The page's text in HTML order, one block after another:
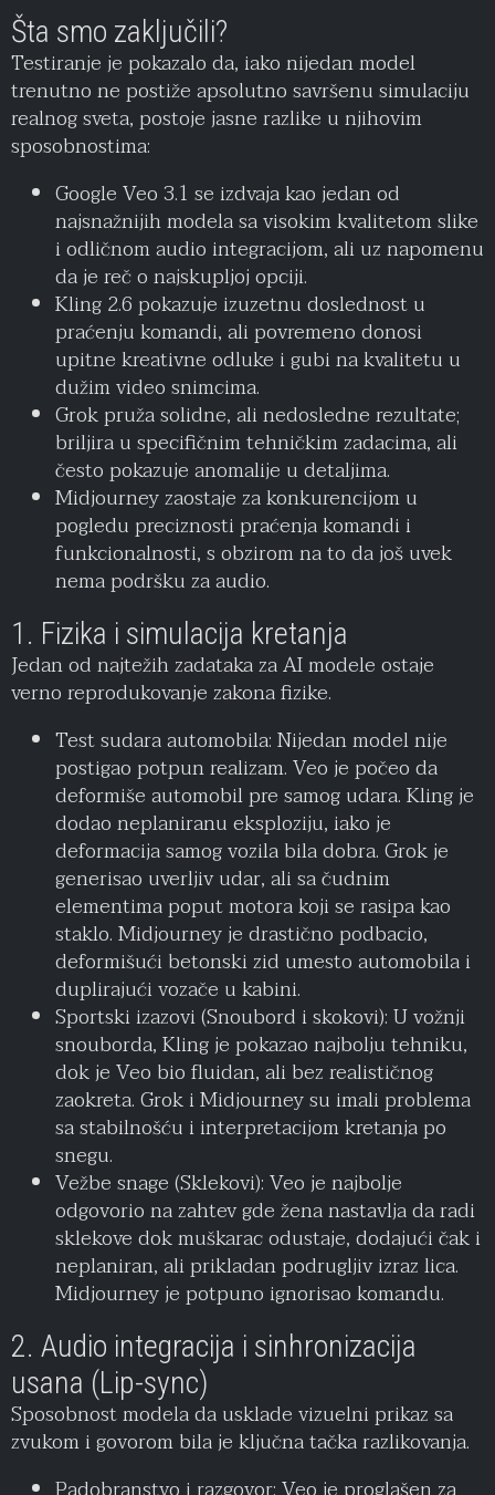
Šta smo zaključili?
Testiranje je pokazalo da, iako nijedan model
trenutno ne postiže apsolutno savršenu simulaciju
realnog sveta, postoje jasne razlike u njihovim
sposobnostima:
Google Veo 3.1 se izdvaja kao jedan od
najsnažnijih modela sa visokim kvalitetom slike
i odličnom audio integracijom, ali uz napomenu
da je reč o najskupljoj opciji.
Kling 2.6 pokazuje izuzetnu doslednost u
praćenju komandi, ali povremeno donosi
upitne kreativne odluke i gubi na kvalitetu u
dužim video snimcima.
Grok pruža solidne, ali nedosledne rezultate;
briljira u specifičnim tehničkim zadacima, ali
često pokazuje anomalije u detaljima.
Midjourney zaostaje za konkurencijom u
pogledu preciznosti praćenja komandi i
funkcionalnosti, s obzirom na to da još uvek
nema podršku za audio.
1. Fizika i simulacija kretanja
Jedan od najtežih zadataka za AI modele ostaje
verno reprodukovanje zakona fizike.
Test sudara automobila: Nijedan model nije
postigao potpun realizam. Veo je počeo da
deformiše automobil pre samog udara. Kling je
dodao neplaniranu eksploziju, iako je
deformacija samog vozila bila dobra. Grok je
generisao uverljiv udar, ali sa čudnim
elementima poput motora koji se rasipa kao
staklo. Midjourney je drastično podbacio,
deformišući betonski zid umesto automobila i
duplirajući vozače u kabini.
Sportski izazovi (Snoubord i skokovi): U vožnji
snouborda, Kling je pokazao najbolju tehniku,
dok je Veo bio fluidan, ali bez realističnog
zaokreta. Grok i Midjourney su imali problema
sa stabilnošću i interpretacijom kretanja po
snegu.
Vežbe snage (Sklekovi): Veo je najbolje
odgovorio na zahtev gde žena nastavlja da radi
sklekove dok muškarac odustaje, dodajući čak i
neplaniran, ali prikladan podrugljiv izraz lica.
Midjourney je potpuno ignorisao komandu.
2. Audio integracija i sinhronizacija
usana (Lip-sync)
Sposobnost modela da usklade vizuelni prikaz sa
zvukom i govorom bila je ključna tačka razlikovanja.